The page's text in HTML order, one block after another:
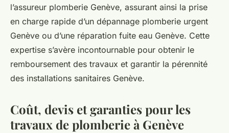
l’assureur plomberie Genève, assurant ainsi la prise
en charge rapide d’un dépannage plomberie urgent
Genève ou d’une réparation fuite eau Genève. Cette
expertise s’avère incontournable pour obtenir le
remboursement des travaux et garantir la pérennité
des installations sanitaires Genève.
Coût, devis et garanties pour les
travaux de plomberie à Genève